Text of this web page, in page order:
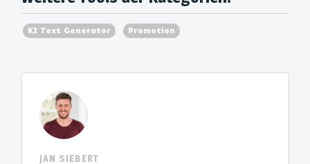
KI Text Generator Promotion
JAN SIEBERT